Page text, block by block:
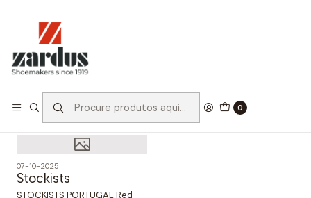
0
07-10-2025
Stockists
STOCKISTS PORTUGAL Red